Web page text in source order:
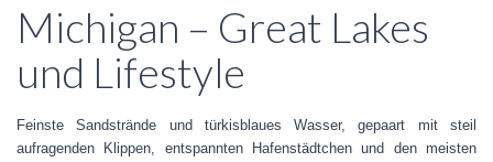
Michigan – Great Lakes
und Lifestyle
Feinste Sandstrände und türkisblaues Wasser, gepaart mit steil
aufragenden Klippen, entspannten Hafenstädtchen und den meisten